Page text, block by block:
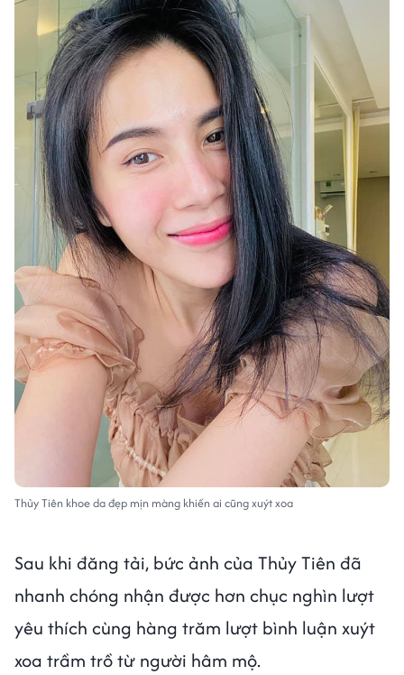
Thủy Tiên khoe da đẹp mịn màng khiến ai cũng xuýt xoa
Sau khi đăng tải, bức ảnh của Thủy Tiên đã
nhanh chóng nhận được hơn chục nghìn lượt
yêu thích cùng hàng trăm lượt bình luận xuýt
xoa trầm trồ từ người hâm mộ.